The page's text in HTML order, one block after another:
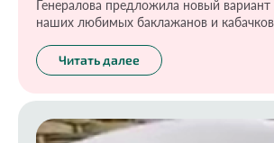
Генералова предложила новый
наших любимых баклажанов и
Читать далее